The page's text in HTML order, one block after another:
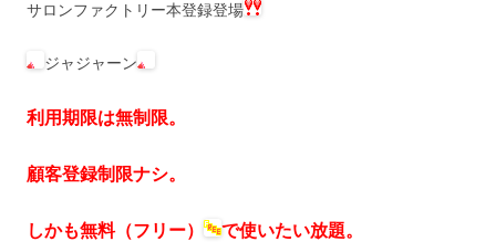
サロンファクトリー本登録登場
ジャジャーン
利用期限は無制限。
顧客登録制限ナシ。
しかも無料（フリー） で使いたい放題。